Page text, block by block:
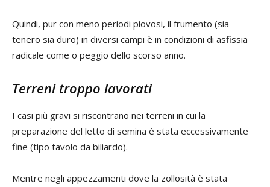
Quindi, pur con meno periodi piovosi, il frumento (sia
tenero sia duro) in diversi campi è in condizioni di asfissia
radicale come o peggio dello scorso anno.
Terreni troppo lavorati
I casi più gravi si riscontrano nei terreni in cui la
preparazione del letto di semina è stata eccessivamente
fine (tipo tavolo da biliardo).
Mentre negli appezzamenti dove la zollosità è stata